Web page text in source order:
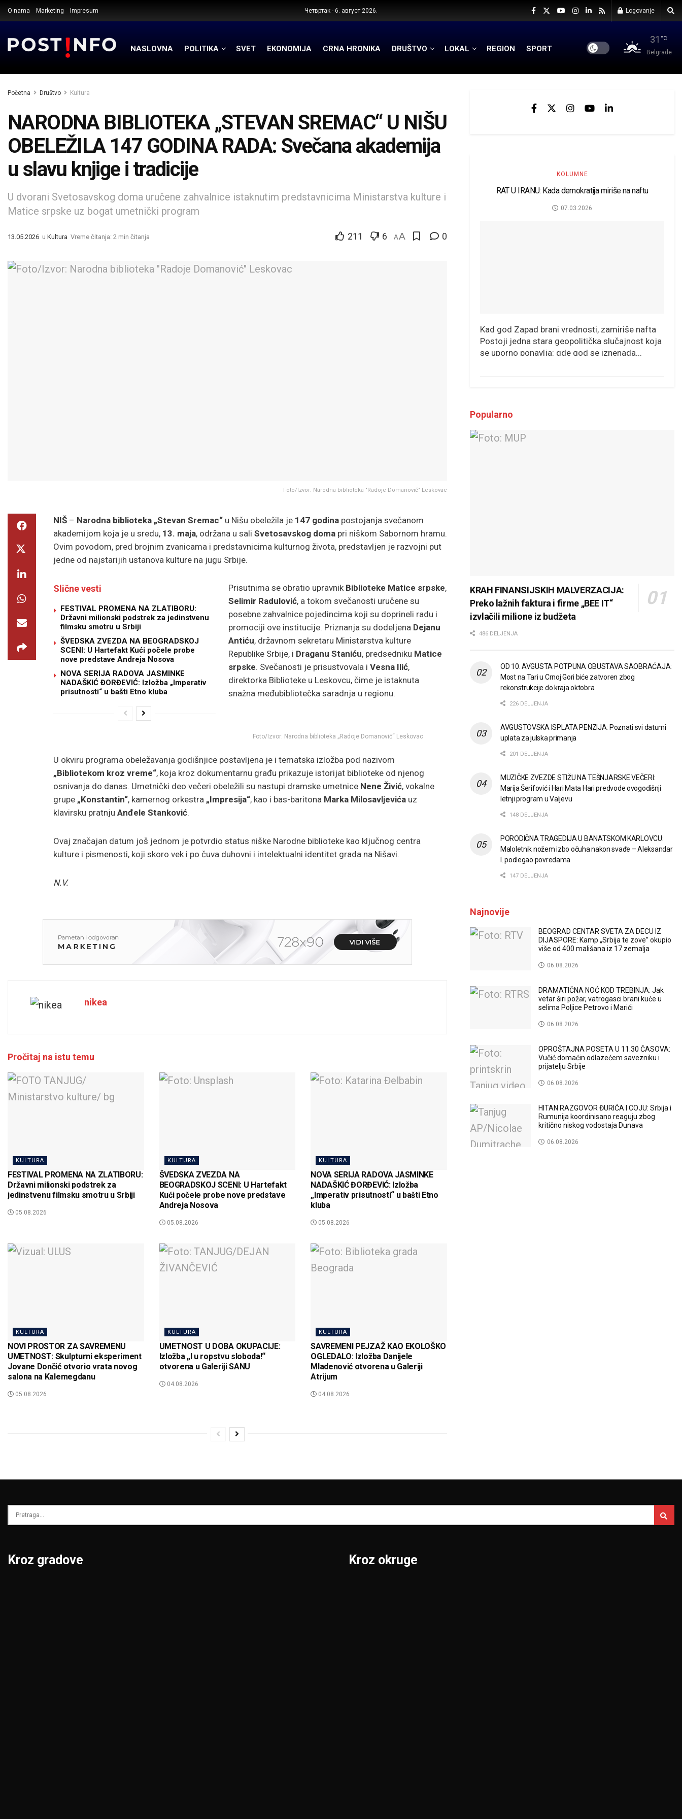
O nama Marketing Impresum Четвртак - 6. август 2026. Logovanje
NASLOVNA POLITIKA SVET EKONOMIJA CRNA HRONIKA DRUŠTVO LOKAL REGION SPORT
31 °C
Belgrade
Početna Društvo Kultura
NARODNA BIBLIOTEKA „STEVAN SREMAC“ U NIŠU
OBELEŽILA 147 GODINA RADA: Svečana akademija
u slavu knjige i tradicije
U dvorani Svetosavskog doma uručene zahvalnice istaknutim predstavnicima Ministarstva kulture i
Matice srpske uz bogat umetnički program
13.05.2026 u Kultura Vreme čitanja: 2 min čitanja 211 6 AA 0
Foto/Izvor: Narodna biblioteka "Radoje Domanović" Leskovac
NIŠ – Narodna biblioteka „Stevan Sremac“ u Nišu obeležila je 147 godina postojanja svečanom
akademijom koja je u sredu, 13. maja, održana u sali Svetosavskog doma pri niškom Sabornom hramu.
Ovim povodom, pred brojnim zvanicama i predstavnicima kulturnog života, predstavljen je razvojni put
jedne od najstarijih ustanova kulture na jugu Srbije.
Slične vesti
FESTIVAL PROMENA NA ZLATIBORU:
Državni milionski podstrek za jedinstvenu
filmsku smotru u Srbiji
ŠVEDSKA ZVEZDA NA BEOGRADSKOJ
SCENI: U Hartefakt Kući počele probe
nove predstave Andreja Nosova
NOVA SERIJA RADOVA JASMINKE
NADAŠKIĆ ĐORĐEVIĆ: Izložba „Imperativ
prisutnosti“ u bašti Etno kluba
Prisutnima se obratio upravnik Biblioteke Matice srpske,
Selimir Radulović, a tokom svečanosti uručene su
posebne zahvalnice pojedincima koji su doprineli radu i
promociji ove institucije. Priznanja su dodeljena Dejanu
Antiću, državnom sekretaru Ministarstva kulture
Republike Srbije, i Draganu Staniću, predsedniku Matice
srpske. Svečanosti je prisustvovala i Vesna Ilić,
direktorka Biblioteke u Leskovcu, čime je istaknuta
snažna međubibliotečka saradnja u regionu.
Foto/Izvor: Narodna biblioteka „Radoje Domanović“ Leskovac
U okviru programa obeležavanja godišnjice postavljena je i tematska izložba pod nazivom
„Bibliotekom kroz vreme“, koja kroz dokumentarnu građu prikazuje istorijat biblioteke od njenog
osnivanja do danas. Umetnički deo večeri obeležili su nastupi dramske umetnice Nene Živić, vokalne
grupe „Konstantin“, kamernog orkestra „Impresija“, kao i bas-baritona Marka Milosavljevića uz
klavirsku pratnju Anđele Stanković.
Ovaj značajan datum još jednom je potvrdio status niške Narodne biblioteke kao ključnog centra
kulture i pismenosti, koji skoro vek i po čuva duhovni i intelektualni identitet grada na Nišavi.
N.V.
nikea
Pročitaj na istu temu
KULTURA
FESTIVAL PROMENA NA ZLATIBORU:
Državni milionski podstrek za
jedinstvenu filmsku smotru u Srbiji
05.08.2026
KULTURA
ŠVEDSKA ZVEZDA NA
BEOGRADSKOJ SCENI: U Hartefakt
Kući počele probe nove predstave
Andreja Nosova
05.08.2026
KULTURA
NOVA SERIJA RADOVA JASMINKE
NADAŠKIĆ ĐORĐEVIĆ: Izložba
„Imperativ prisutnosti“ u bašti Etno
kluba
05.08.2026
KULTURA
NOVI PROSTOR ZA SAVREMENU
UMETNOST: Skulpturni eksperiment
Jovane Dončić otvorio vrata novog
salona na Kalemegdanu
05.08.2026
KULTURA
UMETNOST U DOBA OKUPACIJE:
Izložba „I u ropstvu sloboda!“
otvorena u Galeriji SANU
04.08.2026
KULTURA
SAVREMENI PEJZAŽ KAO EKOLOŠKO
OGLEDALO: Izložba Danijele
Mladenović otvorena u Galeriji
Atrijum
04.08.2026
KOLUMNE
RAT U IRANU: Kada demokratija miriše na naftu
07.03.2026
Kad god Zapad brani vrednosti, zamiriše nafta
Postoji jedna stara geopolitička slučajnost koja
se uporno ponavlja: gde god se iznenada...
Popularno
KRAH FINANSIJSKIH MALVERZACIJA:
Preko lažnih faktura i firme „BEE IT“
izvlačili milione iz budžeta
486 DELJENJA
OD 10. AVGUSTA POTPUNA OBUSTAVA SAOBRAĆAJA:
Most na Tari u Crnoj Gori biće zatvoren zbog
rekonstrukcije do kraja oktobra
226 DELJENJA
AVGUSTOVSKA ISPLATA PENZIJA: Poznati svi datumi
uplata za julska primanja
201 DELJENJA
MUZIČKE ZVEZDE STIŽU NA TEŠNJARSKE VEČERI:
Marija Šerifović i Hari Mata Hari predvode ovogodišnji
letnji program u Valjevu
148 DELJENJA
PORODIČNA TRAGEDIJA U BANATSKOM KARLOVCU:
Maloletnik nožem izbo očuha nakon svađe – Aleksandar
I. podlegao povredama
147 DELJENJA
Najnovije
BEOGRAD CENTAR SVETA ZA DECU IZ
DIJASPORE: Kamp „Srbija te zove” okupio
više od 400 mališana iz 17 zemalja
06.08.2026
DRAMATIČNA NOĆ KOD TREBINJA: Jak
vetar širi požar, vatrogasci brani kuće u
selima Poljice Petrovo i Marići
06.08.2026
OPROŠTAJNA POSETA U 11.30 ČASOVA:
Vučić domaćin odlazećem savezniku i
prijatelju Srbije
06.08.2026
HITAN RAZGOVOR ĐURIĆA I COJU: Srbija i
Rumunija koordinisano reaguju zbog
kritično niskog vodostaja Dunava
06.08.2026
Kroz gradove Kroz okruge